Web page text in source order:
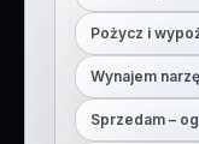
Pożycz i
Wynajem
Sprzedam –